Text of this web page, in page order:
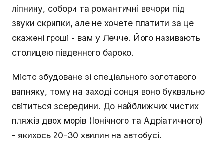
ліпнину, собори та романтичні вечори під
звуки скрипки, але не хочете платити за це
скажені гроші - вам у Лечче. Його називають
столицею південного бароко.
Місто збудоване зі спеціального золотавого
вапняку, тому на заході сонця воно буквально
світиться зсередини. До найближчих чистих
пляжів двох морів (Іонічного та Адріатичного)
- якихось 20-30 хвилин на автобусі.